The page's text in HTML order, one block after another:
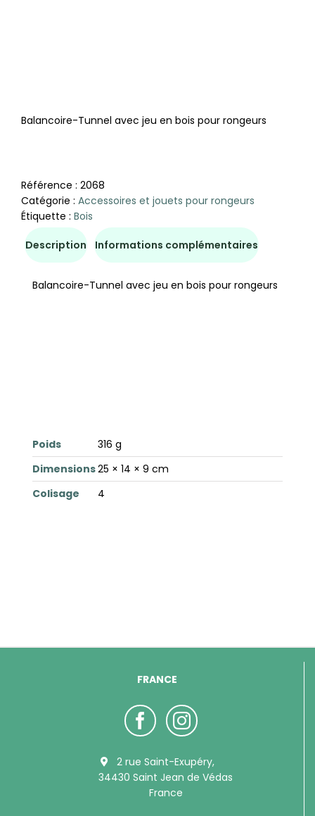
Balancoire-Tunnel avec jeu en bois pour rongeurs
Référence : 2068
Catégorie : Accessoires et jouets pour rongeurs
Étiquette : Bois
Description Informations complémentaires
Balancoire-Tunnel avec jeu en bois pour rongeurs
Poids
316 g
Dimensions25 × 14 × 9 cm
Colisage
4
FRANCE
2 rue Saint-Exupéry,
34430 Saint Jean de Védas
France